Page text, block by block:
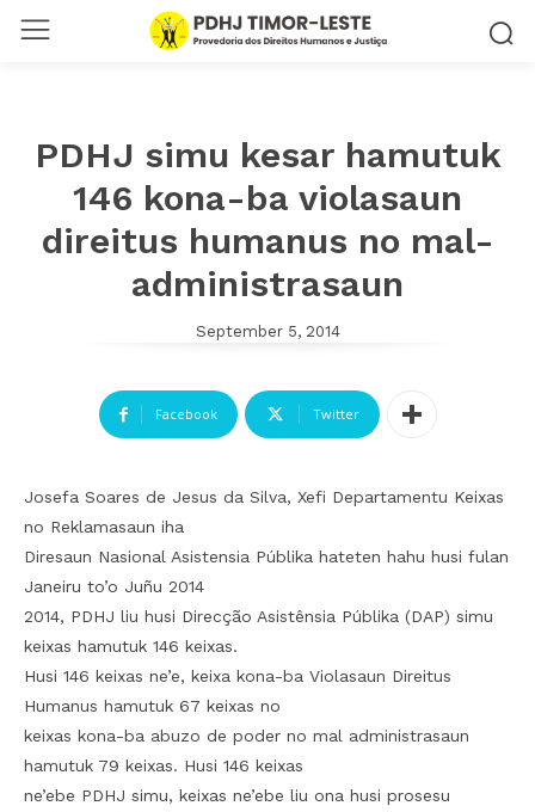
PDHJ simu kesar hamutuk
146 kona-ba violasaun
direitus humanus no mal-
administrasaun
September 5, 2014
Facebook Twitter
Josefa Soares de Jesus da Silva, Xefi Departamentu Keixas
no Reklamasaun iha
Diresaun Nasional Asistensia Públika hateten hahu husi fulan
Janeiru to’o Juñu 2014
2014, PDHJ liu husi Direcção Asistênsia Públika (DAP) simu
keixas hamutuk 146 keixas.
Husi 146 keixas ne’e, keixa kona-ba Violasaun Direitus
Humanus hamutuk 67 keixas no
keixas kona-ba abuzo de poder no mal administrasaun
hamutuk 79 keixas. Husi 146 keixas
ne’ebe PDHJ simu, keixas ne’ebe liu ona husi prosesu